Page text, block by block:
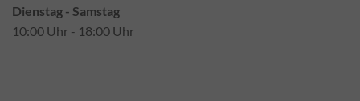
Dienstag - Samstag
10:00 Uhr - 18:00 Uhr